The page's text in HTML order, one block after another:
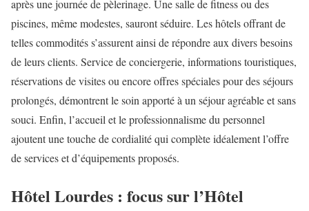
après une journée de pèlerinage. Une salle de fitness ou des
piscines, même modestes, sauront séduire. Les hôtels offrant de
telles commodités s’assurent ainsi de répondre aux divers besoins
de leurs clients. Service de conciergerie, informations touristiques,
réservations de visites ou encore offres spéciales pour des séjours
prolongés, démontrent le soin apporté à un séjour agréable et sans
souci. Enfin, l’accueil et le professionnalisme du personnel
ajoutent une touche de cordialité qui complète idéalement l’offre
de services et d’équipements proposés.
Hôtel Lourdes : focus sur l’Hôtel